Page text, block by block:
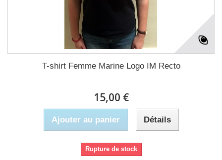
T-shirt Femme Marine Logo IM Recto
15,00 €
Ajouter au panier Détails
Rupture de stock